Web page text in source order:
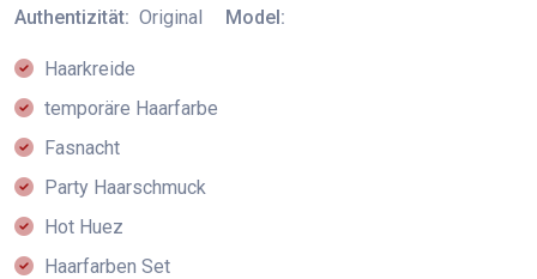
Authentizität: Original Model:
Haarkreide
temporäre Haarfarbe
Fasnacht
Party Haarschmuck
Hot Huez
Haarfarben Set